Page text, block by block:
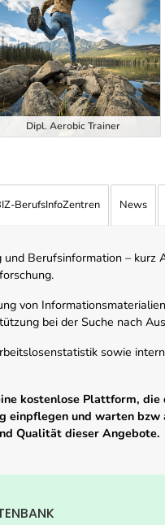
Dipl. Aerobic Trainer
BerufsInfoZentren News
Berufsinformation –
von
bei der Suche nach
sowie
kostenlose Plattform,
einpflegen und warten
Qualität dieser Angebote.